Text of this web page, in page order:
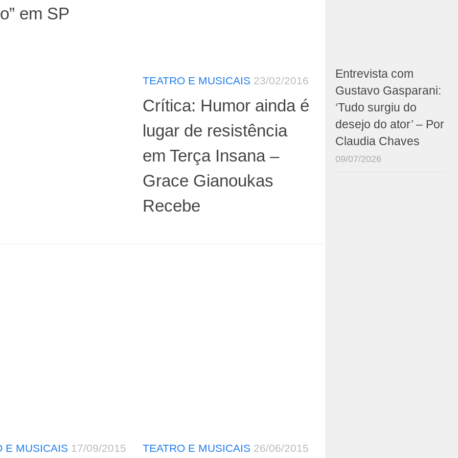
em SP
TEATRO E MUSICAIS 23/02/2016
Crítica: Humor ainda é
lugar de resistência
em Terça Insana –
Grace Gianoukas
Recebe
E MUSICAIS 17/09/2015 TEATRO E MUSICAIS 26/06/2015
Entrevista com
Gustavo Gasparani:
‘Tudo surgiu do
desejo do ator’ – Por
Claudia Chaves
09/07/2026